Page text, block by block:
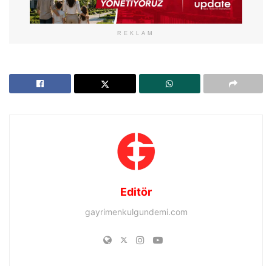
REKLAM
Editör
gayrimenkulgundemi.com